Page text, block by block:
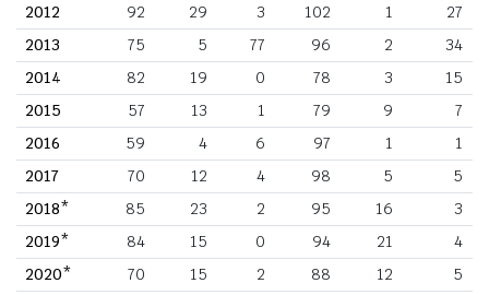
2012
92 29 3 102 1
27
2013
75 5 77 96 2
34
2014
82 19 0 78 3
15
2015
57 13 1 79 9
7
2016
59 4 6 97 1
1
2017
70 12 4 98 5
5
2018*
85 23 2 95 16
3
2019*
84 15 0 94 21
4
2020*
70 15 2 88 12
5